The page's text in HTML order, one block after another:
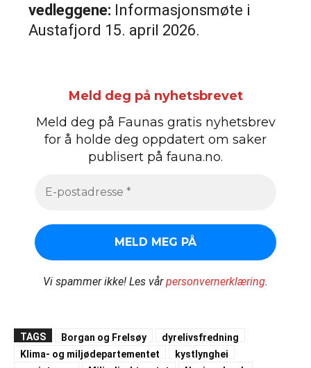
vedleggene: Informasjonsmøte i
Austafjord 15. april 2026.
Meld deg på nyhetsbrevet
Meld deg på Faunas gratis nyhetsbrev
for å holde deg oppdatert om saker
publisert på fauna.no.
Vi spammer ikke! Les vårpersonvernerklæring.
TAGS Borgan og Frelsøy
dyrelivsfredning
Klima- og miljødepartementet
kystlynghei